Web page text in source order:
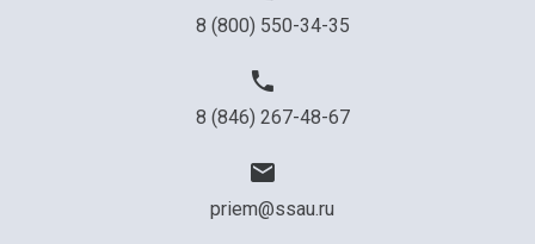
8 (800) 550-34-35
8 (846) 267-48-67
priem@ssau.ru